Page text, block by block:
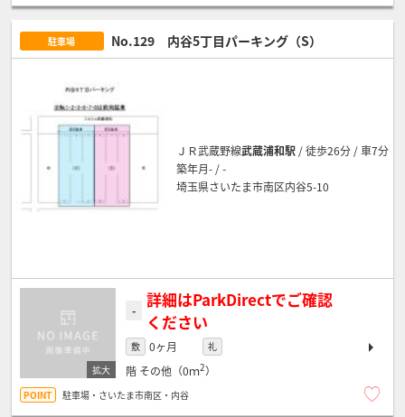
駐車場 No.129 内谷5丁目パーキング（S）
ＪＲ武蔵野線武蔵浦和駅 / 徒歩26分 / 車7分
築年月- / -
埼玉県さいたま市南区内谷5-10
-
詳細はParkDirectでご確認
ください
敷 0ヶ月 礼
階 その他（0ｍ2）
駐車場・さいたま市南区・内谷